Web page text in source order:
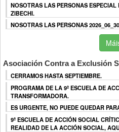
NOSOTRAS LAS PERSONAS
ZIBECHI.
NOSOTRAS LAS PERSONAS 2026_06_30
Asociación Contra a Exclusión
CERRAMOS HASTA SEPTIEMBRE.
PROGRAMA DE LA 9ª ESCUELA DE
TRANSFORMADORA.
ES URGENTE, NO PUEDE QUEDAR
9ª ESCUELA DE ACCIÓN SOCIAL
REALIDAD DE LA ACCIÓN SOCIAL,